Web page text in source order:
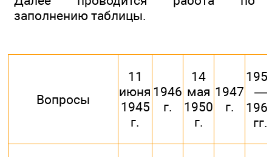
заполнению таблицы.
Вопросы
11
июня
1945
г.
1946
г.
14
мая
1950
г.
1947
г.
—
гг.